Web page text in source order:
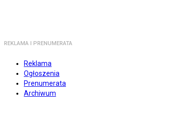
REKLAMA I PRENUMERATA
Reklama
Ogłoszenia
Prenumerata
Archiwum